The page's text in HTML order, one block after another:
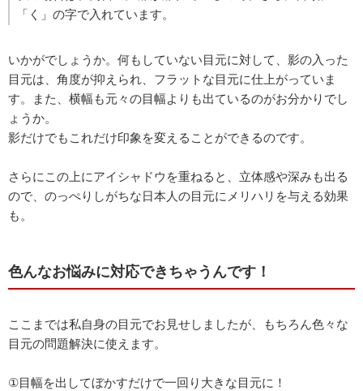
「く」の字で入れています。
いかがでしょうか。何もしていない目元に対して、影の入った
目元は、角度が抑えられ、フラットな目元に仕上がっていま
す。また、横幅も元々の目幅よりも出ているのがお分かりでし
ょうか。
影だけでもこれだけ印象を変えることができるのです。
さらにこの上にアイシャドウを重ねると、立体感や深みも出る
ので、のっぺりしがちな日本人の目元にメリハリを与える効果
も。
色んなお悩みに対応できちゃうんです！
ここまでは私自身の目元でお見せしましたが、もちろん色々な
目元の問題解決に使えます。
①目幅を出してぼかすだけで一回り大きな目元に！